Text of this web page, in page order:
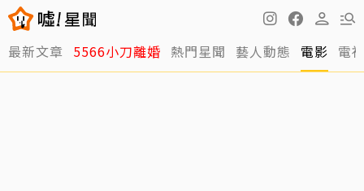
最新文章 5566小刀離婚 熱門星聞 藝人動態 電影 電